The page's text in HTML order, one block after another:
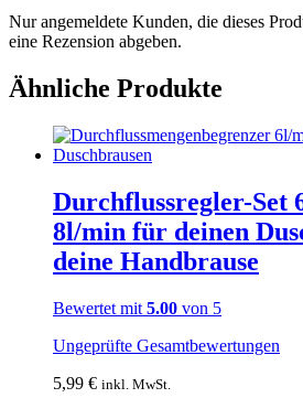
Nur angemeldete Kunden, die dieses
eine Rezension abgeben.
Ähnliche Produkte
Durchflussregler-Set
8l/min für deinen
deine Handbrause
Bewertet mit 5.00 von 5
Ungeprüfte Gesamtbewertungen
5,99 € inkl. MwSt.